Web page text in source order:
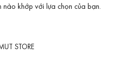
nào khớp với lựa chọn của bạn.
STORE